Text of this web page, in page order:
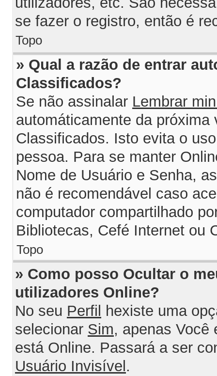
se fazer o registro, então é
Topo
» Qual a razão de entrar
Classificados?
Se não assinalar Lembrar
automáticamente da
Classificados. Isto evita o
pessoa. Para se manter
Nome de Usuário e Senha,
não é recomendável caso
computador compartilhado
Bibliotecas, Cefé Internet ou
Topo
» Como posso Ocultar o
utilizadores Online?
No seu Perfil
hexiste uma
selecionar Sim, apenas Você
está Online. Passará a ser
Usuário Invisível .